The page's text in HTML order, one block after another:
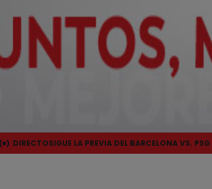
DIRECTOSIGUE LA PREVIA DEL BARCELONA VS.